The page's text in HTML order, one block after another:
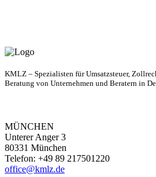
KMLZ – Spezialisten für Umsatzsteuer,
Beratung von Unternehmen und Beratern in
MÜNCHEN
Unterer Anger 3
80331 München
Telefon: +49 89 217501220
office@kmlz.de